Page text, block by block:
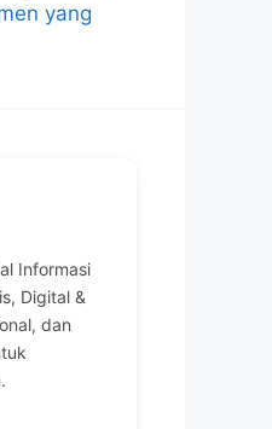
yang
Informasi
Digital &
dan